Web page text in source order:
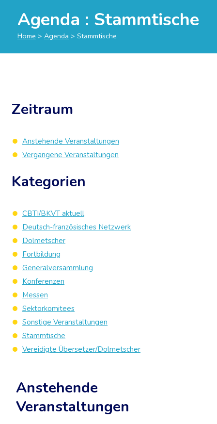
Agenda : Stammtische
Home > Agenda > Stammtische
Anstehende
Veranstaltungen
Zeitraum
Anstehende Veranstaltungen
Vergangene Veranstaltungen
Kategorien
CBTI/BKVT aktuell
Deutsch-französisches Netzwerk
Dolmetscher
Fortbildung
Generalversammlung
Konferenzen
Messen
Sektorkomitees
Sonstige Veranstaltungen
Stammtische
Vereidigte Übersetzer/Dolmetscher